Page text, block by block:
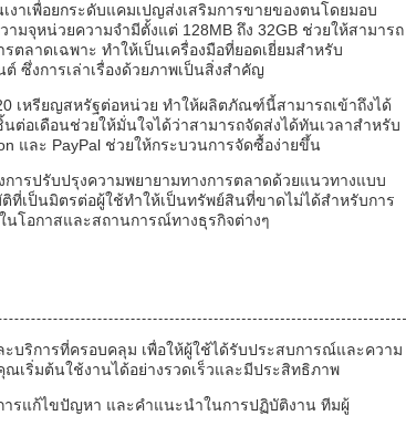
าเพื่อยกระดับแคมเปญส่งเสริมการขายของตนโดยมอบ
มจุหน่วยความจำมีตั้งแต่ 128MB ถึง 32GB ช่วยให้สามารถ
ตลาดเฉพาะ ทำให้เป็นเครื่องมือที่ยอดเยี่ยมสำหรับ
ซึ่งการเล่าเรื่องด้วยภาพเป็นสิ่งสำคัญ
เหรียญสหรัฐต่อหน่วย ทำให้ผลิตภัณฑ์นี้สามารถเข้าถึงได้
อเดือนช่วยให้มั่นใจได้ว่าสามารถจัดส่งได้ทันเวลาสำหรับ
และ PayPal ช่วยให้กระบวนการจัดซื้อง่ายขึ้น
ารปรับปรุงความพยายามทางการตลาดด้วยแนวทางแบบ
เป็นมิตรต่อผู้ใช้ทำให้เป็นทรัพย์สินที่ขาดไม่ได้สำหรับการ
โอกาสและสถานการณ์ทางธุรกิจต่างๆ
บริการที่ครอบคลุม เพื่อให้ผู้ใช้ได้รับประสบการณ์และความ
เริ่มต้นใช้งานได้อย่างรวดเร็วและมีประสิทธิภาพ
รแก้ไขปัญหา และคำแนะนำในการปฏิบัติงาน ทีมผู้